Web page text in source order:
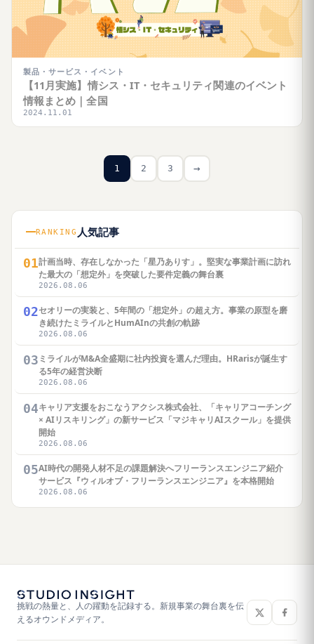
製品・サービス・イベント
【11月実施】情シス・IT・セキュリティ関連のイベント
情報まとめ｜全国
2024.11.01
1 2 3 →
RANKING 人気記事
01計画当時、存在しなかった「星乃ありす」。堅実な事業計画に訪れ
た最大の「想定外」を突破した要件定義の舞台裏
2026.08.06
02セオリーの実装と、5年間の「想定外」の超え方。事業の原型を磨
き続けたミライルとHumAInの共創の軌跡
2026.08.06
03 ミライルがM&A全盛期に社内投資を選んだ理由。HRarisが誕生す
る5年の経営決断
2026.08.06
04キャリア支援をおこなうアクシス株式会社、「キャリアコーチング
× AIリスキリング」の新サービス「マジキャリAIスクール」を提供
開始
2026.08.06
05AI時代の開発人材不足の課題解決へフリーランスエンジニア紹介
サービス『ウィルオブ・フリーランスエンジニア』を本格開始
2026.08.06
挑戦の熱量と、人の躍動を記録する。新規事業の舞台裏を伝
えるオウンドメディア。